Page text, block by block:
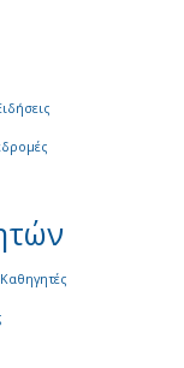
Καθηγητές